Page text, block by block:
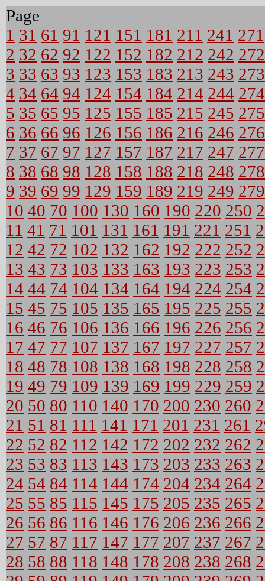
Page
1 31 61 91 121 151 181 211 241 271
2 32 62 92 122 152 182 212 242 272
3 33 63 93 123 153 183 213 243 273
4 34 64 94 124 154 184 214 244 274
5 35 65 95 125 155 185 215 245 275
6 36 66 96 126 156 186 216 246 276
7 37 67 97 127 157 187 217 247 277
8 38 68 98 128 158 188 218 248 278
9 39 69 99 129 159 189 219 249 279
10 40 70 100 130 160 190 220 250
11 41 71 101 131 161 191 221 251
12 42 72 102 132 162 192 222 252
13 43 73 103 133 163 193 223 253
14 44 74 104 134 164 194 224 254
15 45 75 105 135 165 195 225 255
16 46 76 106 136 166 196 226 256
17 47 77 107 137 167 197 227 257
18 48 78 108 138 168 198 228 258
19 49 79 109 139 169 199 229 259
20 50 80 110 140 170 200 230 260
21 51 81 111 141 171 201 231 261
22 52 82 112 142 172 202 232 262
23 53 83 113 143 173 203 233 263
24 54 84 114 144 174 204 234 264
25 55 85 115 145 175 205 235 265
26 56 86 116 146 176 206 236 266
27 57 87 117 147 177 207 237 267
28 58 88 118 148 178 208 238 268